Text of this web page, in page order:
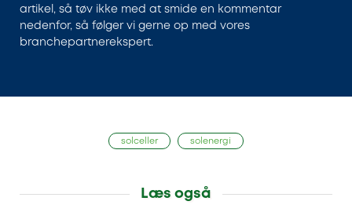
artikel, så tøv ikke med at smide en kommentar
nedenfor, så følger vi gerne op med vores
branchepartnerekspert.
solceller solenergi
Læs også